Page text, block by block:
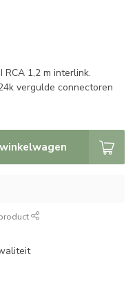
1,2 m interlink.
vergulde connectoren